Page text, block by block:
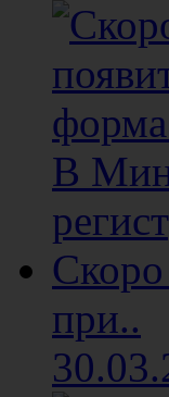
В
при..